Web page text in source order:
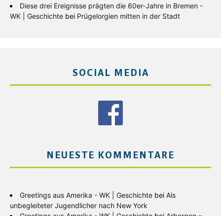
Diese drei Ereignisse prägten die 60er-Jahre in Bremen -
WK | Geschichte bei Prügelorgien mitten in der Stadt
SOCIAL MEDIA
NEUESTE KOMMENTARE
Greetings aus Amerika - WK | Geschichte bei Als
unbegleiteter Jugendlicher nach New York